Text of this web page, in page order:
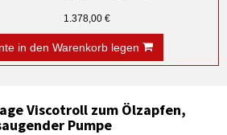
1.378,00 €
in den Warenkorb legen
Viscotroll zum Ölzapfen,
Pumpe